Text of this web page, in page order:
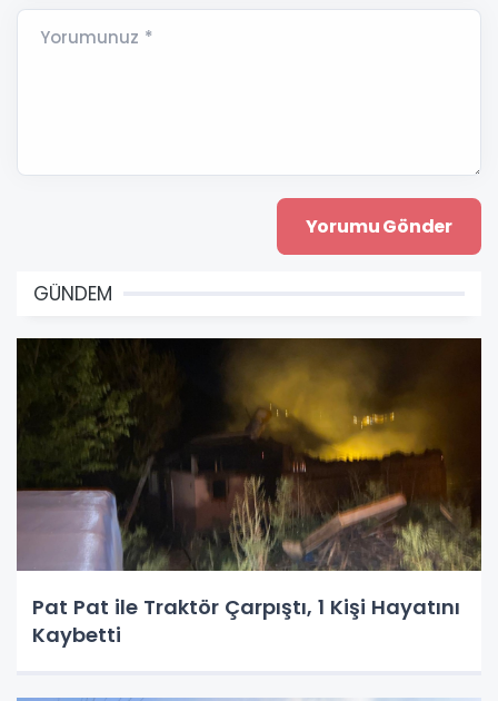
Yorumunuz *
GÜNDEM
Pat Pat ile Traktör Çarpıştı, 1 Kişi Hayatını
Kaybetti